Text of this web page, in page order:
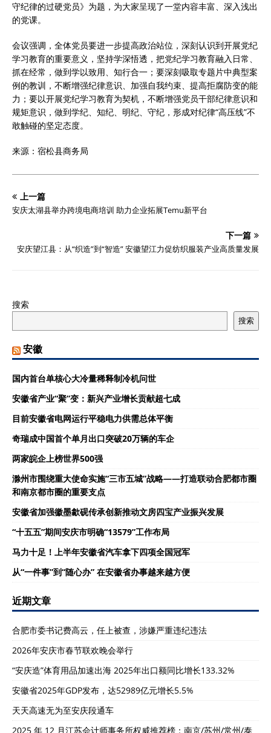
守纪律的过硬党员》为题，为大家呈现了一堂内容丰富、深入浅出
的党课。
会议强调，全体党员要进一步提高政治站位，深刻认识到开展党纪
学习教育的重要意义，坚持学深悟透，把党纪学习教育融入日常、
抓在经常，做到学以致用、知行合一；要深刻吸取专题片中典型案
例的教训，不断增强纪律意识、加强自我约束、提高拒腐防变的能
力；要以开展党纪学习教育为契机，不断增强党员干部纪律意识和
规矩意识，做到学纪、知纪、明纪、守纪，形成对纪律“高压线”不
敢触碰的坚定态度。
来源：宿松县商务局
上一篇
安庆太湖县举办跨境电商培训 助力企业拓展Temu新平台
下一篇
安庆望江县：从“织造”到“智造” 安徽望江力促纺织服装产业高质量发展
搜索
搜索
安徽
国内首台单核心大冷量稀释制冷机问世
安徽省产业“聚”变：新兴产业增长贡献超七成
目前安徽省电网运行平稳电力供需总体平衡
奇瑞成中国首个单月出口突破20万辆的车企
两家皖企上榜世界500强
滁州市围绕重大使命实施“三市五城”战略——打造联动合肥都市圈
和南京都市圈的重要支点
安徽省加强徽墨歙砚传承创新推动文房四宝产业振兴发展
“十五五”期间安庆市明确“13579”工作布局
马力十足！上半年安徽省汽车拿下四项全国冠军
从“一件事”到“随心办” 在安徽省办事越来越方便
近期文章
合肥市委书记费高云，任上被查，涉嫌严重违纪违法
2026年安庆市春节联欢晚会举行
“安庆造”体育用品加速出海 2025年出口额同比增长133.32%
安徽省2025年GDP发布，达52989亿元增长5.5%
天天高速无为至安庆段通车
2025 年 12 月江苏会计师事务所权威推荐榜：南京/苏州/常州/泰